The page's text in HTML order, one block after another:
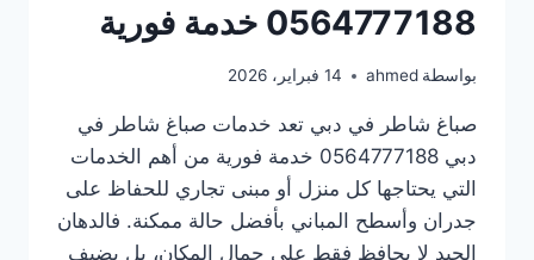
0564777188 خدمة فورية
بواسطة ahmed 14 فبراير، 2026
صباغ شاطر في دبي تعد خدمات صباغ شاطر في
دبي 0564777188 خدمة فورية من أهم الخدمات
التي يحتاجها كل منزل أو مبنى تجاري للحفاظ على
جدران وأسطح المباني بأفضل حالة ممكنة. فالدهان
الجيد لا يحافظ فقط على جمال المكان، بل يضيف